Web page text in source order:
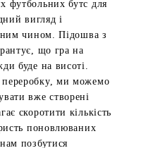
футбольних бутс для
вигляд і
чином. Підошва з
що гра на
буде на висоті.
ми можемо
вже створені
скоротити кількість
поновлюваних
позбутися